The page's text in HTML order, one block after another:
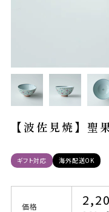
【波佐見焼】聖
ギフト対応 海外配送OK
価格